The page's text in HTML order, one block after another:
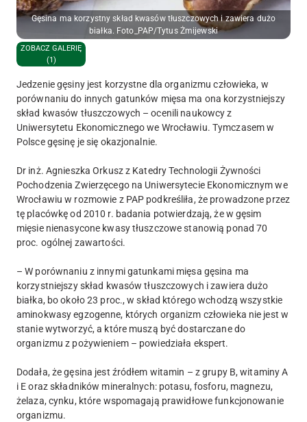
Gęsina ma korzystny skład kwasów tłuszczowych i zawiera dużo
białka. Foto_PAP/Tytus Żmijewski
ZOBACZ GALERIĘ
(1)
Jedzenie gęsiny jest korzystne dla organizmu człowieka, w
porównaniu do innych gatunków mięsa ma ona korzystniejszy
skład kwasów tłuszczowych – ocenili naukowcy z
Uniwersytetu Ekonomicznego we Wrocławiu. Tymczasem w
Polsce gęsinę je się okazjonalnie.
Dr inż. Agnieszka Orkusz z Katedry Technologii Żywności
Pochodzenia Zwierzęcego na Uniwersytecie Ekonomicznym we
Wrocławiu w rozmowie z PAP podkreśliła, że prowadzone przez
tę placówkę od 2010 r. badania potwierdzają, że w gęsim
mięsie nienasycone kwasy tłuszczowe stanowią ponad 70
proc. ogólnej zawartości.
– W porównaniu z innymi gatunkami mięsa gęsina ma
korzystniejszy skład kwasów tłuszczowych i zawiera dużo
białka, bo około 23 proc., w skład którego wchodzą wszystkie
aminokwasy egzogenne, których organizm człowieka nie jest w
stanie wytworzyć, a które muszą być dostarczane do
organizmu z pożywieniem – powiedziała ekspert.
Dodała, że gęsina jest źródłem witamin – z grupy B, witaminy A
i E oraz składników mineralnych: potasu, fosforu, magnezu,
żelaza, cynku, które wspomagają prawidłowe funkcjonowanie
organizmu.